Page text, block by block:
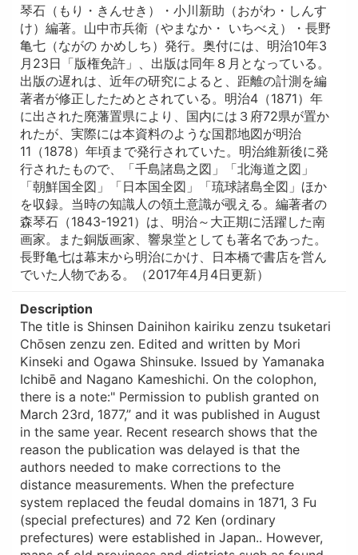
琴石（もり・きんせき）・小川新助（おがわ・しんす
け）編著。山中市兵衛（やまなか・ いちべえ）・長野
亀七（ながの かめしち）発行。奥付には、明治10年3
月23日「版権免許」、出版は同年８月となっている。
出版の遅れは、近年の研究によると、距離の計測を編
著者が修正したためとされている。明治4（1871）年
に出された廃藩置県により、国内には３府72県が置か
れたが、実際には本資料のような国郡地図が明治
11（1878）年頃まで発行されていた。明治維新後に発
行されたもので、「千島諸島之図」「北海道之図」
「朝鮮国全図」「日本国全図」「琉球諸島全図」ほか
を収録。当時の知識人の領土意識が覗える。編著者の
森琴石（1843-1921）は、明治～大正期に活躍した南
画家。また銅版画家、響泉堂としても著名であった。
長野亀七は幕末から明治にかけ、日本橋で書店を営ん
でいた人物である。（2017年4月4日更新）
Description
The title is Shinsen Dainihon kairiku zenzu tsuketari
Chōsen zenzu zen. Edited and written by Mori
Kinseki and Ogawa Shinsuke. Issued by Yamanaka
Ichibē and Nagano Kameshichi. On the colophon,
there is a note:" Permission to publish granted on
March 23rd, 1877,” and it was published in August
in the same year. Recent research shows that the
reason the publication was delayed is that the
authors needed to make corrections to the
distance measurements. When the prefecture
system replaced the feudal domains in 1871, 3 Fu
(special prefectures) and 72 Ken (ordinary
prefectures) were established in Japan.. However,